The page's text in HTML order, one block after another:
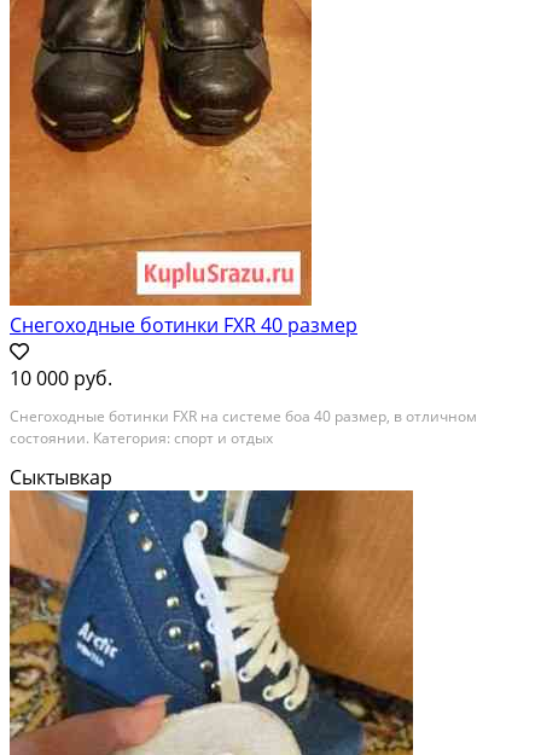
Снегоходные ботинки FXR 40 размер
10 000 руб.
Снегоходные ботинки FXR на системе боа 40 размер, в отличном
состоянии. Категория: спорт и отдых
Сыктывкар